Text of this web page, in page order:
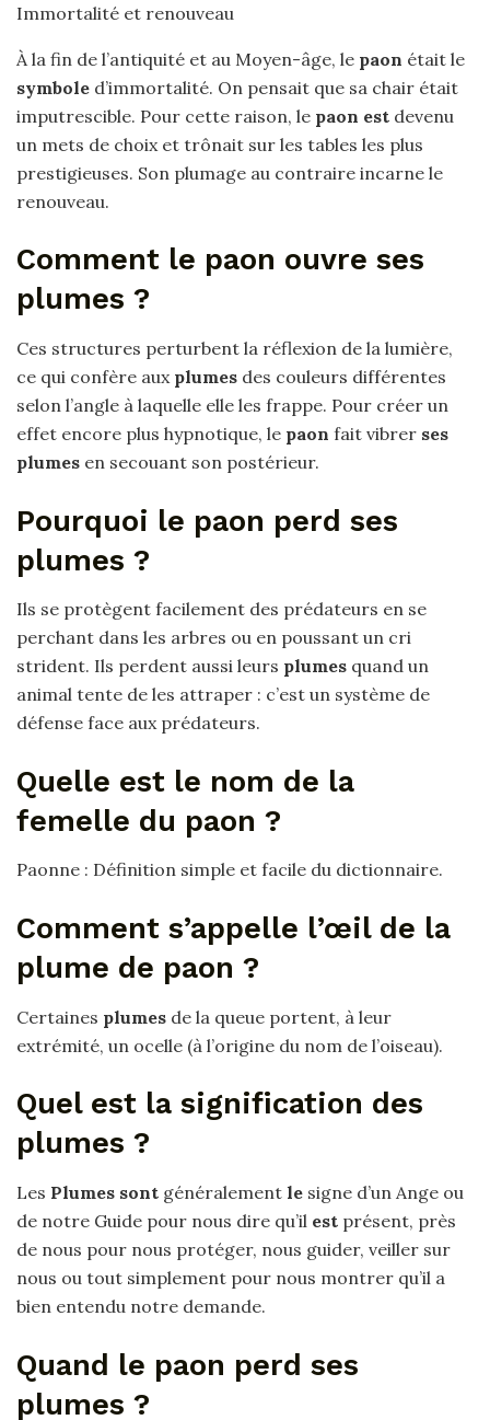
Immortalité et renouveau
À la fin de l’antiquité et au Moyen-âge, le paon était le
symbole d’immortalité. On pensait que sa chair était
imputrescible. Pour cette raison, le paon est devenu
un mets de choix et trônait sur les tables les plus
prestigieuses. Son plumage au contraire incarne le
renouveau.
Comment le paon ouvre ses
plumes ?
Ces structures perturbent la réflexion de la lumière,
ce qui confère aux plumes des couleurs différentes
selon l’angle à laquelle elle les frappe. Pour créer un
effet encore plus hypnotique, le paon fait vibrer ses
plumes en secouant son postérieur.
Pourquoi le paon perd ses
plumes ?
Ils se protègent facilement des prédateurs en se
perchant dans les arbres ou en poussant un cri
strident. Ils perdent aussi leurs plumes quand un
animal tente de les attraper : c’est un système de
défense face aux prédateurs.
Quelle est le nom de la
femelle du paon ?
Paonne : Définition simple et facile du dictionnaire.
Comment s’appelle l’œil de la
plume de paon ?
Certaines plumes de la queue portent, à leur
extrémité, un ocelle (à l’origine du nom de l’oiseau).
Quel est la signification des
plumes ?
Les Plumes sont généralement le signe d’un Ange ou
de notre Guide pour nous dire qu’il est présent, près
de nous pour nous protéger, nous guider, veiller sur
nous ou tout simplement pour nous montrer qu’il a
bien entendu notre demande.
Quand le paon perd ses
plumes ?